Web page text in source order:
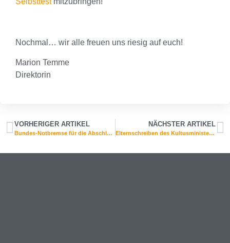
Nochmal… wir alle freuen uns riesig auf euch!
Marion Temme
Direktorin
VORHERIGER ARTIKEL
Bundes-Notbremse für die Abschlussklassen ab 03.05.2021
NÄCHSTER ARTIKEL
Elternschreiben des Kultusministers vom 12. Mai 2021